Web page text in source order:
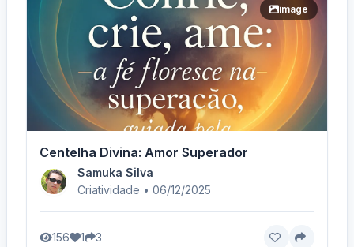
image
Centelha Divina: Amor Superador
Samuka Silva
Criatividade • 06/12/2025
156 1 3